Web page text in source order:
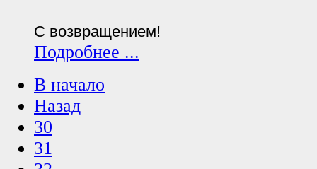
С возвращением!
Подробнее ...
В начало
Назад
30
31